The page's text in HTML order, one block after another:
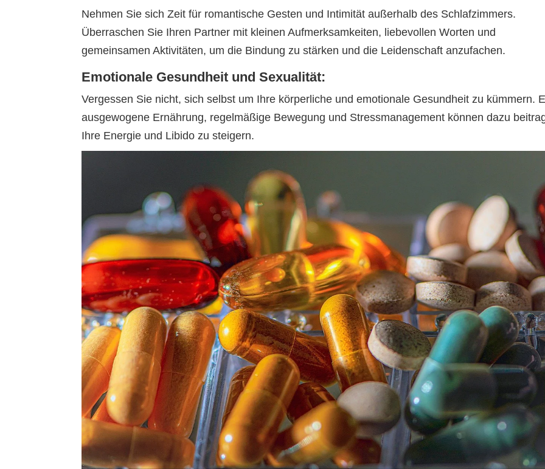
Nehmen Sie sich Zeit für romantische Gesten und Intimität außerhalb des Schlafzimmers.
Überraschen Sie Ihren Partner mit kleinen Aufmerksamkeiten, liebevollen Worten und
gemeinsamen Aktivitäten, um die Bindung zu stärken und die Leidenschaft anzufachen.
Emotionale Gesundheit und Sexualität:
Vergessen Sie nicht, sich selbst um Ihre körperliche und emotionale Gesundheit zu kümmern.
ausgewogene Ernährung, regelmäßige Bewegung und Stressmanagement können dazu
Ihre Energie und Libido zu steigern.